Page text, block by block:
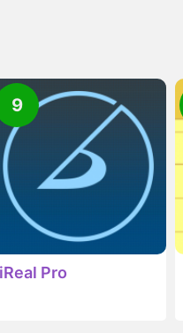
iReal Pro
9